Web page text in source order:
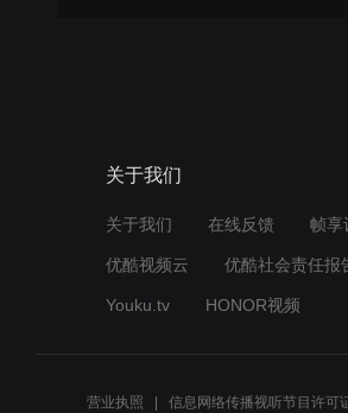
关于我们
关于我们 在线反馈 帧享
优酷视频云 优酷社会责任报
Youku.tv HONOR视频
营业执照 信息网络传播视听节目许可